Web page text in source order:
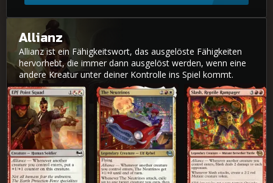
Allianz
Allianz ist ein Fähigkeitswort, das ausgelöste Fähigkeiten
hervorhebt, die immer dann ausgelöst werden, wenn eine
andere Kreatur unter deiner Kontrolle ins Spiel kommt.
EPF-Einsatztrupp Die Neutrinos Slash, reptilischer Rowdy